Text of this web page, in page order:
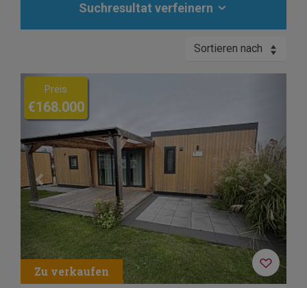
Suchresultat verfeinern
Sortieren nach
Previous
Preis
€168.000